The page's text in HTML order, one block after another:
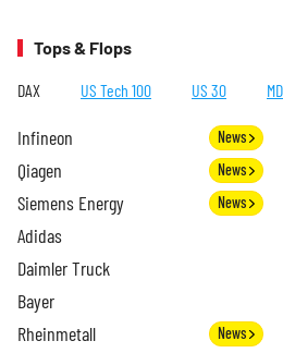
Tops & Flops
DAX US Tech 100 US 30
Infineon News
Qiagen News
Siemens Energy News
Adidas
Daimler Truck
Bayer
Rheinmetall News